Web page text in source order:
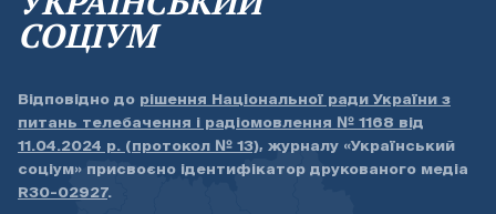
СОЦІУМ
Відповідно до рішення Національної ради України з
питань телебачення і радіомовлення № 1168 від
11.04.2024 р. (протокол № 13), журналу «Український
соціум» присвоєно ідентифікатор друкованого медіа
R30-02927.